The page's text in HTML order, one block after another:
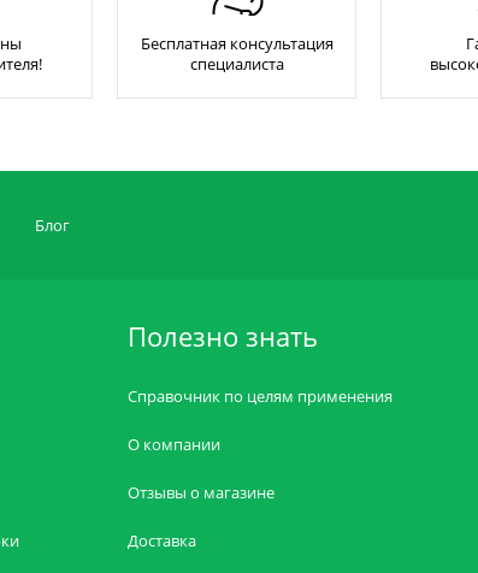
Бесплатная консультация
специалиста
Блог
Полезно знать
Справочник по целям применения
О компании
Отзывы о магазине
Доставка